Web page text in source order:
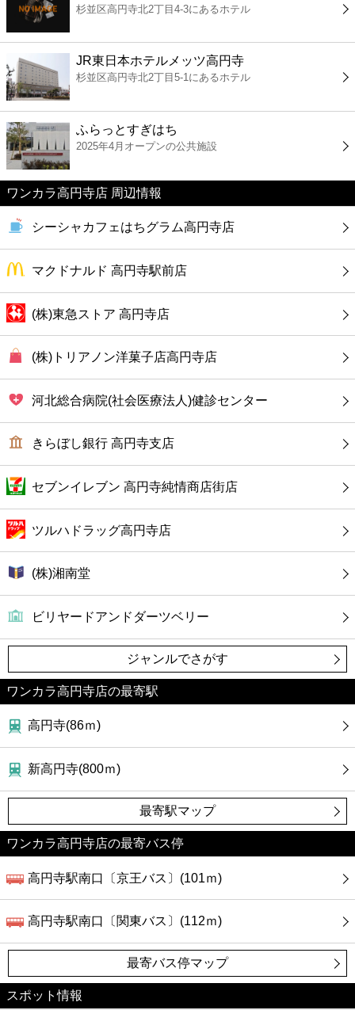
書店
ファミレス
ファーストフード
カフェ
ショッピング
病院
ホテル
杉並区高円寺北2丁目4-3にあるホテル
JR東日本ホテルメッツ高円寺
杉並区高円寺北2丁目5-1にあるホテル
ふらっとすぎはち
2025年4月オープンの公共施設
ワンカラ高円寺店 周辺情報
シーシャカフェはちグラム高円寺店
マクドナルド 高円寺駅前店
(株)東急ストア 高円寺店
(株)トリアノン洋菓子店高円寺店
河北総合病院(社会医療法人)健診センター
きらぼし銀行 高円寺支店
セブンイレブン 高円寺純情商店街店
ツルハドラッグ高円寺店
(株)湘南堂
ビリヤードアンドダーツベリー
ジャンルでさがす
ワンカラ高円寺店の最寄駅
高円寺(86ｍ)
新高円寺(800ｍ)
最寄駅マップ
ワンカラ高円寺店の最寄バス停
高円寺駅南口〔京王バス〕(101ｍ)
高円寺駅南口〔関東バス〕(112ｍ)
最寄バス停マップ
スポット情報